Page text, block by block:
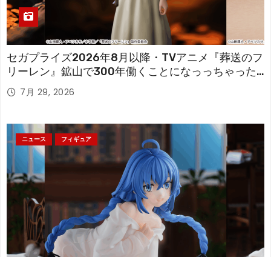
セガプライズ2026年8月以降・TVアニメ『葬送のフ
リーレン』鉱山で300年働くことになっっちゃった
「フリーレン」を立体化！
7月 29, 2026
ニュース フィギュア